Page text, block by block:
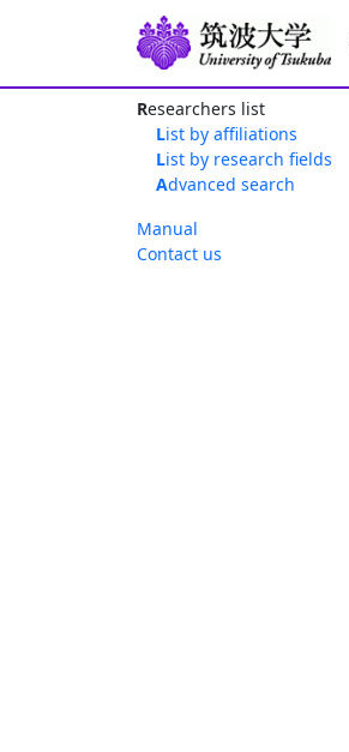
Researchers list
List by affiliations
List by research fields
Advanced search
Manual
Contact us